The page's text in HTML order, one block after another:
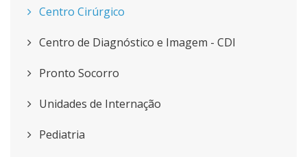
Centro Cirúrgico
Centro de Diagnóstico e Imagem - CDI
Pronto Socorro
Unidades de Internação
Pediatria